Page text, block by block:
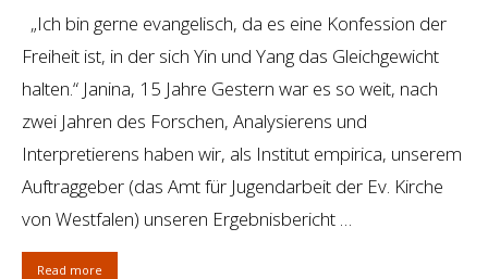
„Ich bin gerne evangelisch, da es eine Konfession der
Freiheit ist, in der sich Yin und Yang das Gleichgewicht
halten.“ Janina, 15 Jahre Gestern war es so weit, nach
zwei Jahren des Forschen, Analysierens und
Interpretierens haben wir, als Institut empirica, unserem
Auftraggeber (das Amt für Jugendarbeit der Ev. Kirche
von Westfalen) unseren Ergebnisbericht …
Read more